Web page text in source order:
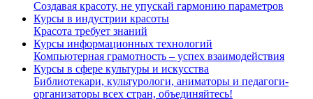
Создавая красоту, не упускай гармонию параметров
Курсы в индустрии красоты
Красота требует знаний
Курсы информационных технологий
Компьютерная грамотность – успех взаимодействия
Курсы в сфере культуры и искусства
Библиотекари, культурологи, аниматоры и педагоги-
организаторы всех стран, объединяйтесь!